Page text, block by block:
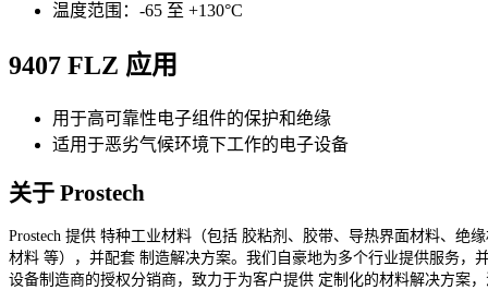
温度范围：-65 至 +130°C
9407 FLZ 应用
用于高可靠性电子组件的保护和绝缘
适用于恶劣气候环境下工作的电子设备
关于 Prostech
Prostech 提供 特种工业材料（包括 胶粘剂、胶带、导热界面材料、绝
材料 等），并配套 制造解决方案。我们自豪地为多个行业提供服务，
设备制造商的授权分销商，致力于为客户提供 定制化的材料解决方案